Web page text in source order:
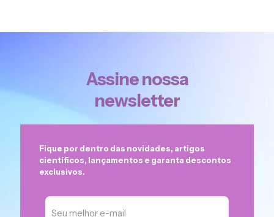
Assine nossa
newsletter
Fique por dentro das novidades, artigos
científicos, lançamentos e garanta descontos
exclusivos.